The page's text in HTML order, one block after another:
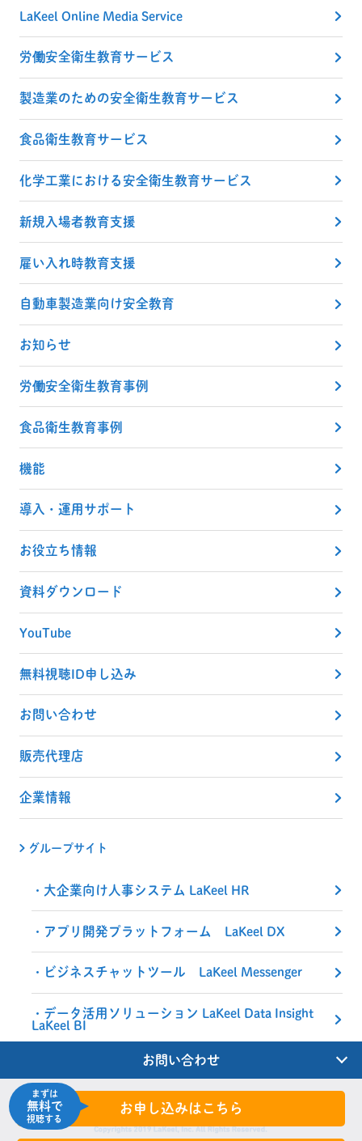
LaKeel Online Media Service
労働安全衛生教育サービス
製造業のための安全衛生教育サービス
食品衛生教育サービス
化学工業における安全衛生教育サービス
新規入場者教育支援
雇い入れ時教育支援
自動車製造業向け安全教育
お知らせ
労働安全衛生教育事例
食品衛生教育事例
機能
導入・運用サポート
お役立ち情報
資料ダウンロード
YouTube
無料視聴ID申し込み
お問い合わせ
販売代理店
企業情報
グループサイト
大企業向け人事システム LaKeel HR
アプリ開発プラットフォーム LaKeel DX
ビジネスチャットツール LaKeel Messenger
データ活用ソリューション LaKeel Data Insight
LaKeel BI
お問い合わせ
まずは
無料で
視聴する
お申し込みはこちら